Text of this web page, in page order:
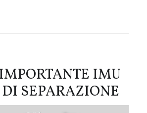
IMU
SEPARAZIONE